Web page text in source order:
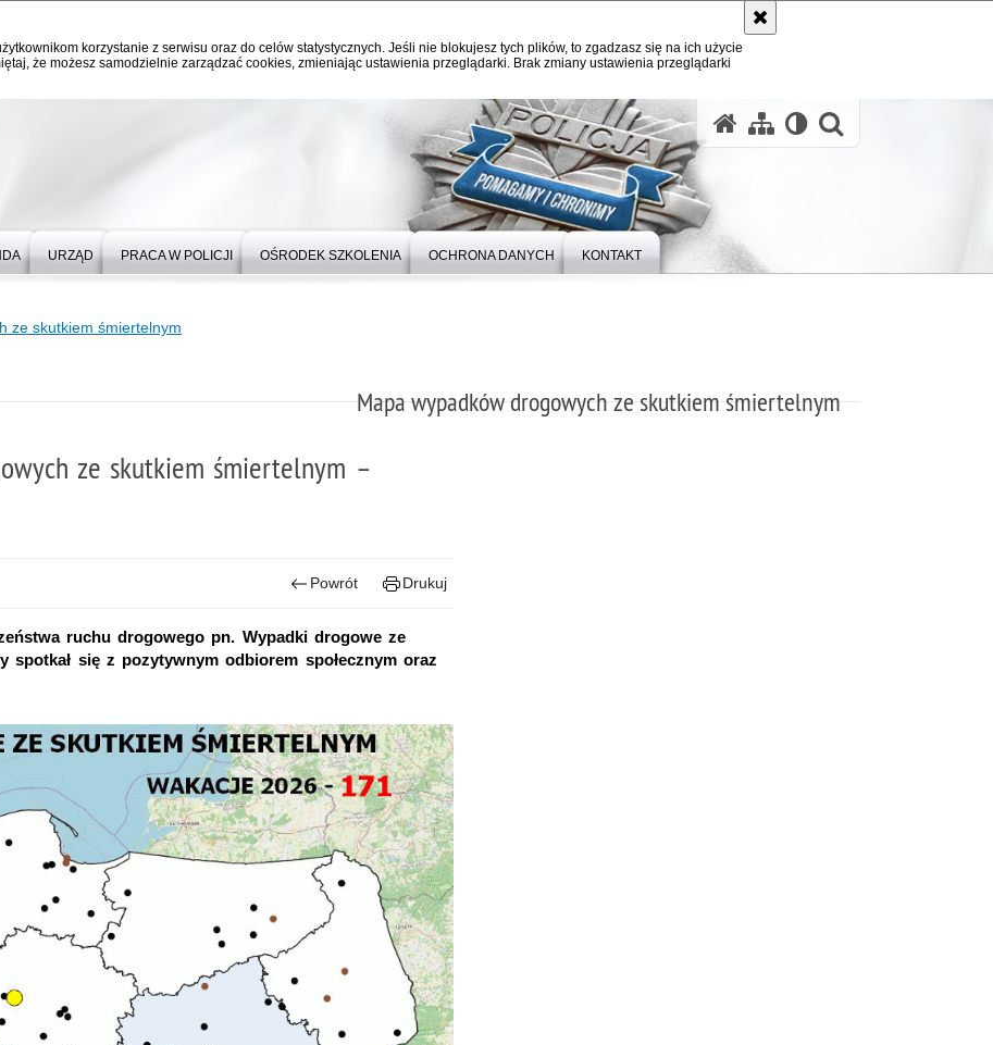
korzystanie z serwisu oraz do celów statystycznych. Jeśli nie blokujesz tych plików, to zgadzasz się na ich użycie
że możesz samodzielnie zarządzać cookies, zmieniając ustawienia przeglądarki. Brak zmiany ustawienia przeglądarki
URZĄD PRACA W POLICJI OŚRODEK SZKOLENIA OCHRONA DANYCH KONTAKT
ze skutkiem śmiertelnym
Mapa wypadków drogowych ze skutkiem śmiertelnym
ze skutkiem śmiertelnym –
Powrót Drukuj
ruchu drogowego pn. Wypadki drogowe ze
spotkał się z pozytywnym odbiorem społecznym oraz